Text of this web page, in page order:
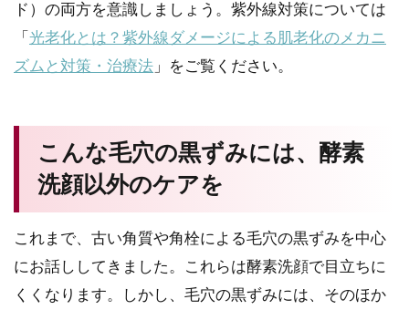
ド）の両方を意識しましょう。紫外線対策については
「 光老化とは？紫外線ダメージによる肌老化のメカニ
ズムと対策・治療法 」をご覧ください。
こんな毛穴の黒ずみには、酵素
洗顔以外のケアを
これまで、古い角質や角栓による毛穴の黒ずみを中心
にお話ししてきました。これらは酵素洗顔で目立ちに
くくなります。しかし、毛穴の黒ずみには、そのほか